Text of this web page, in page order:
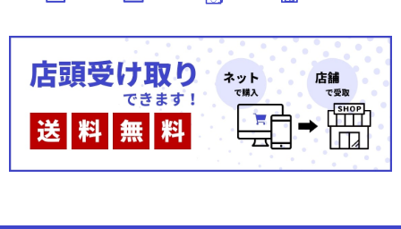
秘められた伝説(プレミアム)
秘められた伝説(ノーマル)
秘められた試練(プレミアム)
秘められた試練(ノーマル)